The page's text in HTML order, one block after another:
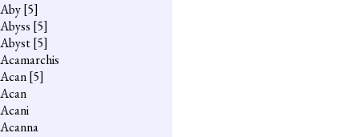
Aby[5]
Abyss [5]
Abyst[5]
Acamarchis
Acan[5]
Acan
Acani
Acanna